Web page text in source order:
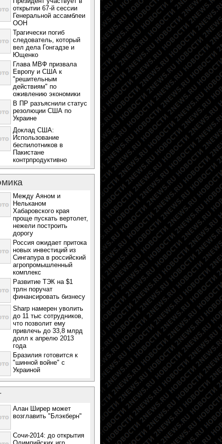
открытии 67-й сессии
Генеральной ассамблеи
ООН
Трагически погиб
следователь, который
вел дела Гонгадзе и
Ющенко
Глава МВФ призвала
Европу и США к
"решительным
действиям" по
оживлению экономики
В ПР разъяснили статус
резолюции США по
Украине
Доклад США:
Использование
беспилотников в
Пакистане
контрпродуктивно
Между Аяном и
Нельканом
Хабаровского края
проще пускать вертолет,
нежели построить
дорогу
Россия ожидает притока
новых инвестиций из
Сингапура в российский
агропромышленный
комплекс
Развитие ТЭК на $1
трлн поручат
финансировать бизнесу
Sharp намерен уволить
до 11 тыс сотрудников,
что позволит ему
привлечь до 33,8 млрд
долл к апрелю 2013
года
Бразилия готовится к
"шинной войне" с
Украиной
Алан Ширер может
возглавить "Блэкберн"
Сочи-2014: до открытия